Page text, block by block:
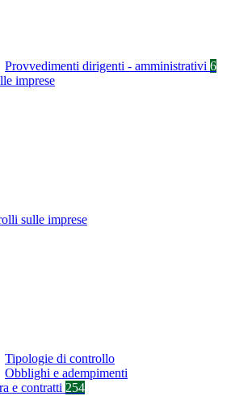
Provvedimenti dirigenti - amministrativi 6
imprese
sulle imprese
Tipologie di controllo
Obblighi e adempimenti
e contratti 254